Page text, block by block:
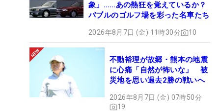
象」……あの熱狂を覚えているか？
バブルのゴルフ場を彩った名車たち
2026年8月7日 (金) 11時30分 10
不動裕理が故郷・熊本の地震
に心痛「自然が怖いな」 被
災地を思い過去2勝の戦いへ
2026年8月7日 (金) 07時50分
19